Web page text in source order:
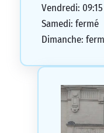
Vendredi: 09:15
Samedi: fermé
Dimanche: